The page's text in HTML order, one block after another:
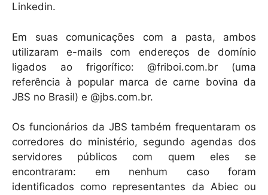
Linkedin.
Em suas comunicações com a pasta, ambos
utilizaram e-mails com endereços de domínio
ligados ao frigorífico: @friboi.com.br (uma
referência à popular marca de carne bovina da
JBS no Brasil) e @jbs.com.br.
Os funcionários da JBS também frequentaram os
corredores do ministério, segundo agendas dos
servidores públicos com quem eles se
encontraram: em nenhum caso foram
identificados como representantes da Abiec ou